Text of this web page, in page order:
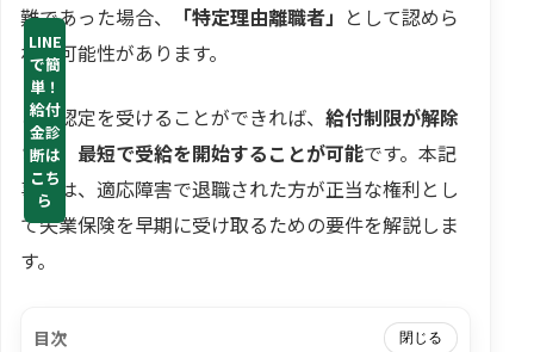
LINE
で簡
単！
給付
金診
断は
こち
ら
難であった場合、
「特定理由離職者」 として認めら
れる可能性があります。
この認定を受けることができれば、 給付制限が解除
され、最短で受給を開始することが可能です。本記
事では、適応障害で退職された方が正当な権利とし
て失業保険を早期に受け取るための要件を解説しま
す。
目次 閉じる